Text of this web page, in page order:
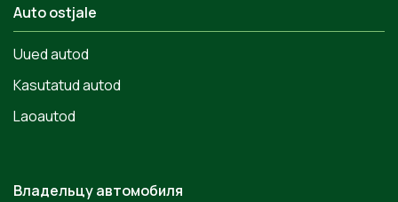
Auto ostjale
Uued autod
Kasutatud autod
Laoautod
Владельцу автомобиля